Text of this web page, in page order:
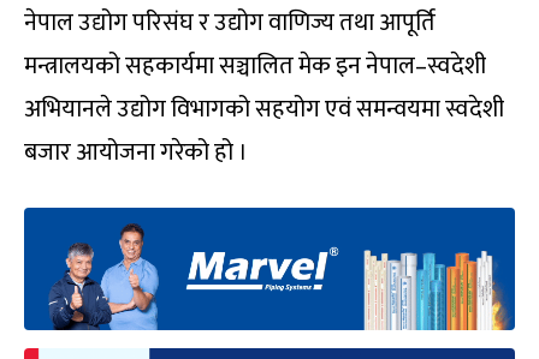
नेपाल उद्योग परिसंघ र उद्योग वाणिज्य तथा आपूर्ति
मन्त्रालयको सहकार्यमा सञ्चालित मेक इन नेपाल–स्वदेशी
अभियानले उद्योग विभागको सहयोग एवं समन्वयमा स्वदेशी
बजार आयोजना गरेको हो ।